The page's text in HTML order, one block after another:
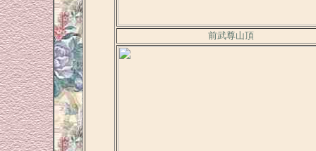
前武尊山頂